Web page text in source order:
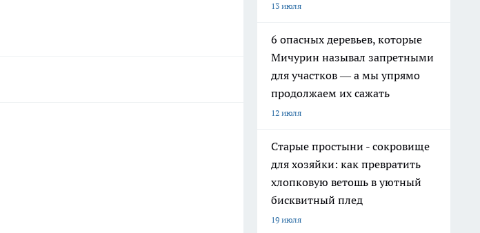
13 июля
6 опасных деревьев, которые
Мичурин называл запретными
для участков — а мы упрямо
продолжаем их сажать
12 июля
Старые простыни - сокровище
для хозяйки: как превратить
хлопковую ветошь в уютный
бисквитный плед
19 июля